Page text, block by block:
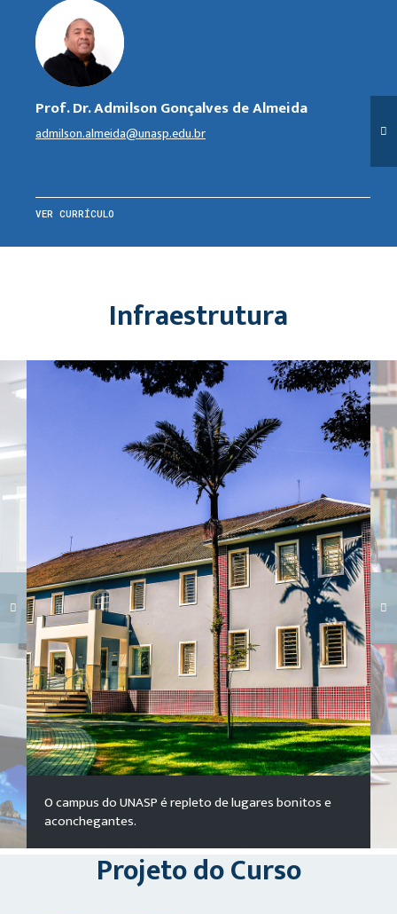
Prof. Dr. Admilson Gonçalves de Almeida
admilson.almeida@unasp.edu.br
VER CURRÍCULO
Infraestrutura
Carregando galeria...
O campus do UNASP é repleto de lugares bonitos e
aconchegantes.
Projeto do Curso